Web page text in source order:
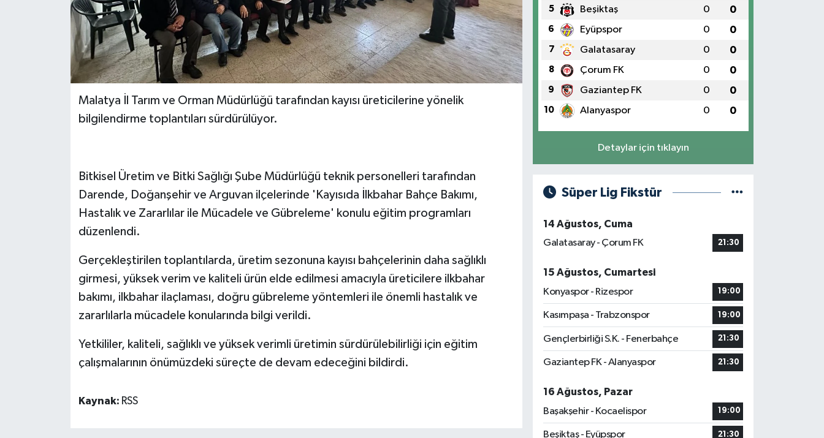
Malatya İl Tarım ve Orman Müdürlüğü tarafından kayısı üreticilerine yönelik
bilgilendirme toplantıları sürdürülüyor.
Bitkisel Üretim ve Bitki Sağlığı Şube Müdürlüğü teknik personelleri tarafından
Darende, Doğanşehir ve Arguvan ilçelerinde 'Kayısıda İlkbahar Bahçe Bakımı,
Hastalık ve Zararlılar ile Mücadele ve Gübreleme' konulu eğitim programları
düzenlendi.
Gerçekleştirilen toplantılarda, üretim sezonuna kayısı bahçelerinin daha sağlıklı
girmesi, yüksek verim ve kaliteli ürün elde edilmesi amacıyla üreticilere ilkbahar
bakımı, ilkbahar ilaçlaması, doğru gübreleme yöntemleri ile önemli hastalık ve
zararlılarla mücadele konularında bilgi verildi.
Yetkililer, kaliteli, sağlıklı ve yüksek verimli üretimin sürdürülebilirliği için eğitim
çalışmalarının önümüzdeki süreçte de devam edeceğini bildirdi.
Kaynak: RSS
5 Beşiktaş 0 0
6 Eyüpspor 0 0
7 Galatasaray 0 0
8 Çorum FK 0 0
9 Gaziantep FK 0 0
10 Alanyaspor 0 0
Detaylar için tıklayın
Süper Lig Fikstür
14 Ağustos, Cuma
Galatasaray - Çorum FK
21:30
15 Ağustos, Cumartesi
Konyaspor - Rizespor
19:00
Kasımpaşa - Trabzonspor 19:00
Gençlerbirliği S.K. - Fenerbahçe 21:30
Gaziantep FK - Alanyaspor 21:30
16 Ağustos, Pazar
Başakşehir - Kocaelispor
19:00
Beşiktaş - Eyüpspor 21:30